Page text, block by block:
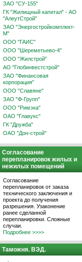
ЗАО "СУ-155"
ГК "Жилищный капитал" - АО
"АлеутСтрой"
ЗАО "Энергостройкомплект-
М"
ООО "ГАИС"
ООО "Шереметьево-4"
ООО "Жилстрой"
АО "Глобинвестстрой"
ЗАО "Финансовая
корпорация"
ООО "Славяне"
ЗАО "Ф-Групп"
ООО "Римэка"
ОАО "Главукс"
ГК "Дружба"
ОАО "Дон-строй"
Согласование
перепланировок жилых и
нежилых помещений
Согласование
перепланировок от заказа
технического заключения и
проекта до получения
разрешения. Узаконение
ранее сделанной
перепланировки. Сложные
случаи.
Подробнее >>>>
Таможня. ВЭД.